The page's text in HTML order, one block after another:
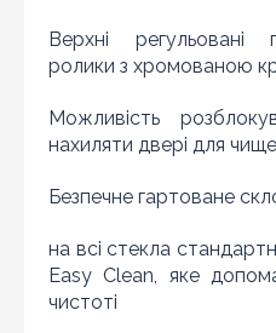
Верхні регульовані
ролики з хромованою
Можливість
нахиляти двері для
Безпечне гартоване
на всі стекла
Easy Clean, яке
чистоті